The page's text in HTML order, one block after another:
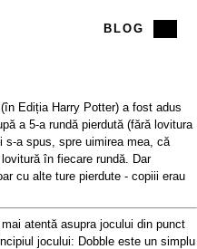
BLOG
(în Ediția Harry Potter) a fost adus
a 5-a rundă pierdută (fără lovitura
a spus, spre uimirea mea, că
în fiecare rundă. Dar
cu alte ture pierdute - copiii erau
atentă asupra jocului din punct
jocului: Dobble este un simplu